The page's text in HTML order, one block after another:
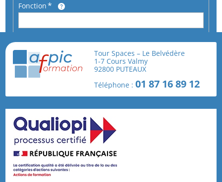
Fonction
En cochant cette case, je reconnais avoir pris
connaissance et j'accepte les
Tour Spaces – Le Belvédère
1-7 Cours Valmy
92800 PUTEAUX
Téléphone :01 87 16 89 12